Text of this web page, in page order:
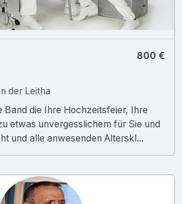
800 €
der Leitha
Band die Ihre Hochzeitsfeier, Ihre
etwas unvergesslichem für Sie und
und alle anwesenden Alterskl...